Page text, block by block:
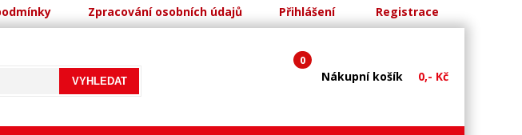
Zpracování osobních údajů Přihlášení Registrace
Nákupní košík 0,- Kč
0